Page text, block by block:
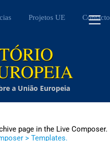
Projetos UE Contacto
a União Europeia
page in the Live Composer.
> Templates.